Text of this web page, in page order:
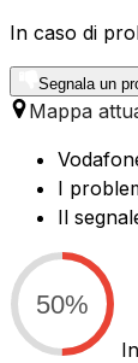
In caso di
Segnala un
Mappa
I
Il
50%